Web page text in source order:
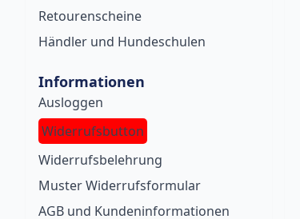
Retourenscheine
Händler und Hundeschulen
Informationen
Ausloggen
Widerrufsbutton
Widerrufsbelehrung
Muster Widerrufsformular
AGB und Kundeninformationen